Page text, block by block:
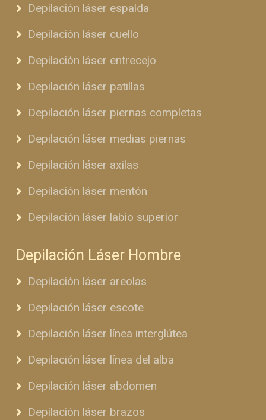
Depilación láser espalda
Depilación láser cuello
Depilación láser entrecejo
Depilación láser patillas
Depilación láser piernas completas
Depilación láser medias piernas
Depilación láser axilas
Depilación láser mentón
Depilación láser labio superior
Depilación Láser Hombre
Depilación láser areolas
Depilación láser escote
Depilación láser línea interglútea
Depilación láser línea del alba
Depilación láser abdomen
Depilación láser brazos